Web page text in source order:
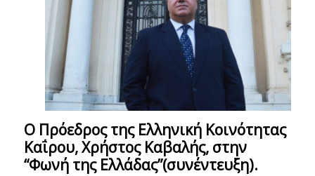
Ο Πρόεδρος της Ελληνική Κοινότητας
Καΐρου, Χρήστος Καβαλής, στην
“Φωνή της Ελλάδας”(συνέντευξη).